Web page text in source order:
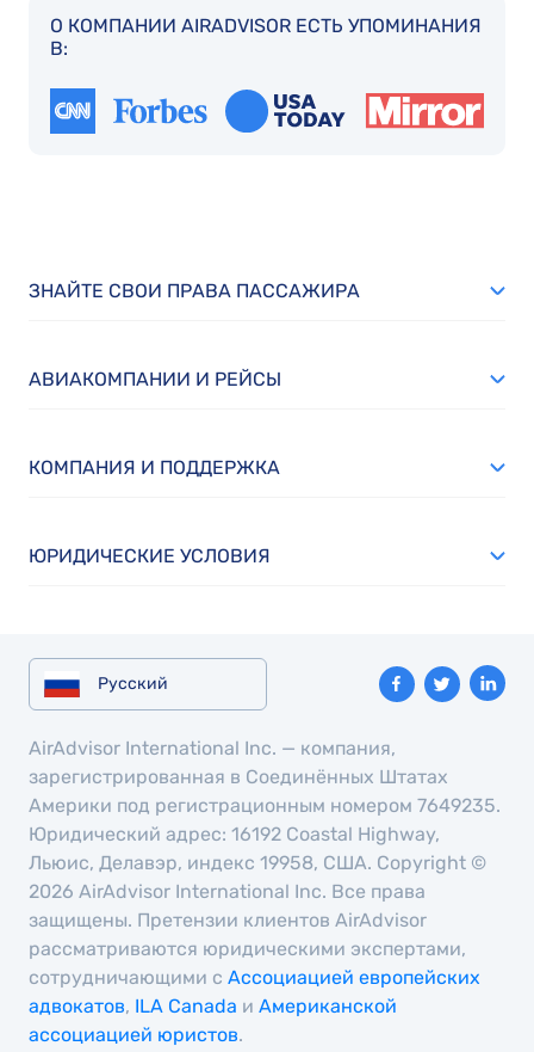
О КОМПАНИИ AIRADVISOR ЕСТЬ УПОМИНАНИЯ
В:
ЗНАЙТЕ СВОИ ПРАВА ПАССАЖИРА
АВИАКОМПАНИИ И РЕЙСЫ
КОМПАНИЯ И ПОДДЕРЖКА
ЮРИДИЧЕСКИЕ УСЛОВИЯ
Русский
AirAdvisor International Inc. — компания,
зарегистрированная в Соединённых Штатах
Америки под регистрационным номером 7649235.
Юридический адрес: 16192 Coastal Highway,
Льюис, Делавэр, индекс 19958, США. Copyright ©
2026 AirAdvisor International Inc. Все права
защищены. Претензии клиентов AirAdvisor
рассматриваются юридическими экспертами,
сотрудничающими с Ассоциацией европейских
адвокатов, ILA Canada и Американской
ассоциацией юристов.